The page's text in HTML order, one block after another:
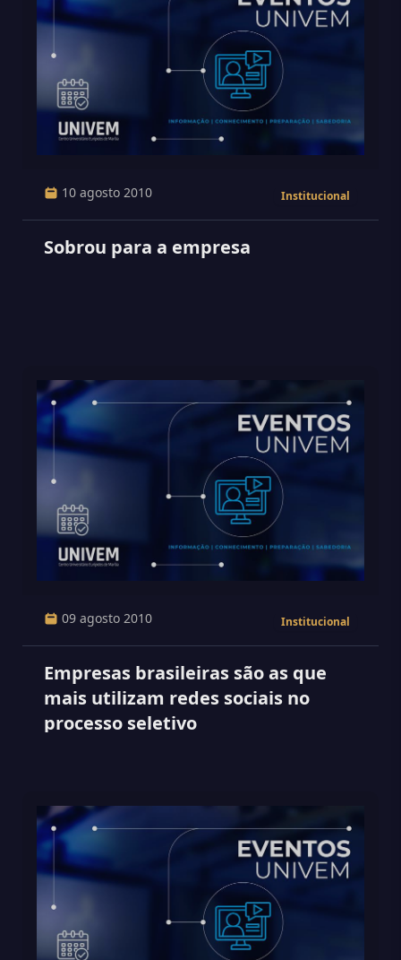
10 agosto 2010 Institucional
Sobrou para a empresa
09 agosto 2010 Institucional
Empresas brasileiras são as que
mais utilizam redes sociais no
processo seletivo